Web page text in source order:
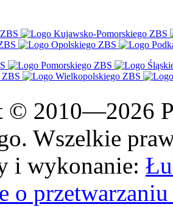
© 2010—2026
Wszelkie
i wykonanie:
o